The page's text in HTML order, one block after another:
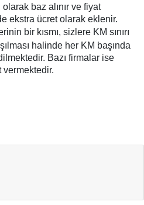
baz alınır ve fiyat
ekstra ücret olarak eklenir.
bir kısmı, sizlere KM sınırı
halinde her KM başında
Bazı firmalar ise
vermektedir.